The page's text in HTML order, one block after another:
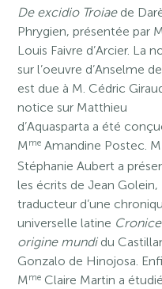
De excidio Troiaede
Phrygien, présentée par
Louis Faivre d’Arcier. La
sur l’oeuvre d’Anselme
est due à M. Cédric
notice sur Matthieu
d’Aquasparta a été
Mme Amandine Postec. M
Stéphanie Aubert a
les écrits de Jean Golein,
traducteur d’une
universelle latine
origine mundidu
Gonzalo de Hinojosa.
Mme Claire Martin a